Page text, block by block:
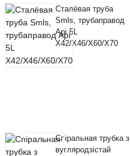
Сталёвая труба
Smls, трубаправод
Api 5L
X42/X46/X60/X70
Спіральная трубка з
вугляродзістай